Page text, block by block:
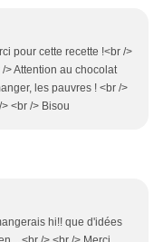
pour cette recette !<br />
> Attention au chocolat
les pauvres ! <br />
<br /> Bisou
hi!! que d'idées